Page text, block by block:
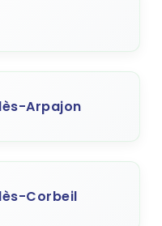
Arpajon
Corbeil